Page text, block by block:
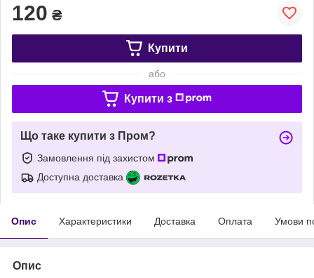
120 ₴
Купити
або
Купити з
Що таке купити з Пром?
Замовлення під захистом
Доступна доставка
Опис Характеристики Доставка Оплата Умови
Опис